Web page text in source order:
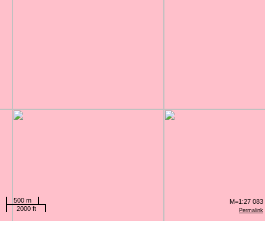
Permalink
500 m
2000 ft
M=1:27 083